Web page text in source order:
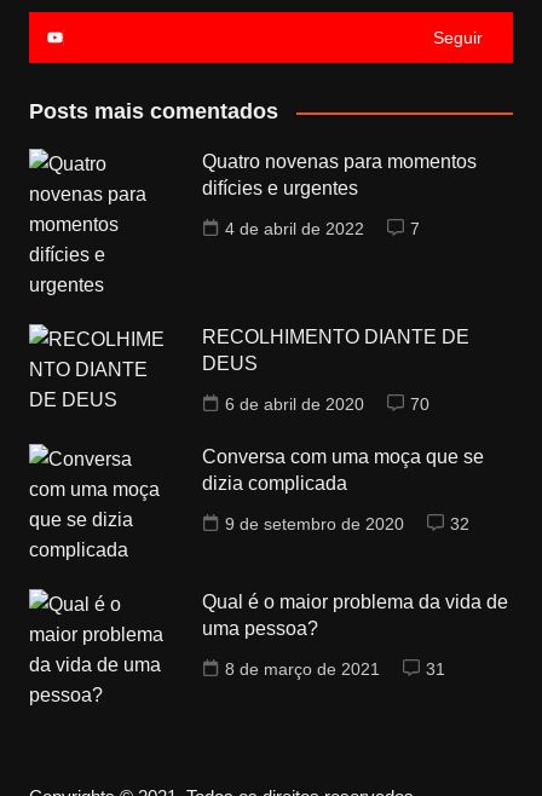
Seguir
Posts mais comentados
Quatro novenas para momentos
difícies e urgentes
4 de abril de 2022 7
RECOLHIMENTO DIANTE DE
DEUS
6 de abril de 2020 70
Conversa com uma moça que se
dizia complicada
9 de setembro de 2020 32
Qual é o maior problema da vida de
uma pessoa?
8 de março de 2021 31